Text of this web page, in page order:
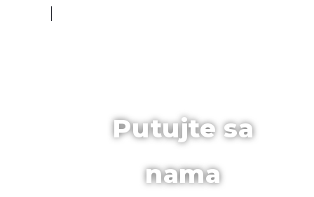
Putujte sa
nama